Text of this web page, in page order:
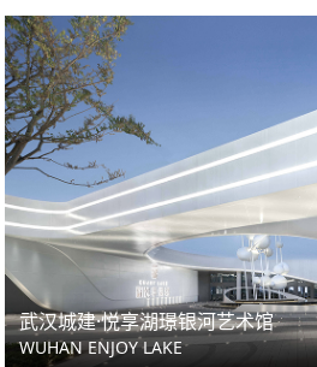
武汉城建·悦享湖璟银河艺术馆
WUHAN ENJOY LAKE